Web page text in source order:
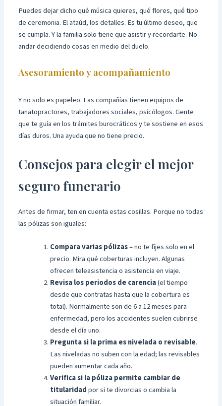
Puedes dejar dicho qué música quieres, qué flores, qué tipo
de ceremonia. El ataúd, los detalles. Es tu último deseo, que
se cumpla. Y la familia solo tiene que asistir y recordarte. No
andar decidiendo cosas en medio del duelo.
Asesoramiento y acompañamiento
Y no solo es papeleo. Las compañías tienen equipos de
tanatopractores, trabajadores sociales, psicólogos. Gente
que te guía en los trámites burocráticos y te sostiene en esos
días duros. Una ayuda que no tiene precio.
Consejos para elegir el mejor
seguro funerario
Antes de firmar, ten en cuenta estas cosillas. Porque no todas
las pólizas son iguales:
Compara varias pólizas– no te fijes solo en el
precio. Mira qué coberturas incluyen. Algunas
ofrecen teleasistencia o asistencia en viaje.
Revisa los periodos de carencia(el tiempo
desde que contratas hasta que la cobertura es
total). Normalmente son de 6 a 12 meses para
enfermedad, pero los accidentes suelen cubrirse
desde el día uno.
Pregunta si la prima es nivelada o revisable.
Las niveladas no suben con la edad; las revisables
pueden aumentar cada año.
Verifica si la póliza permite cambiar de
titularidadpor si te divorcias o cambia la
situación familiar.